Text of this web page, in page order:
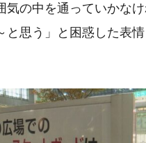
気の中を通っていかな
と思う」と困惑した表